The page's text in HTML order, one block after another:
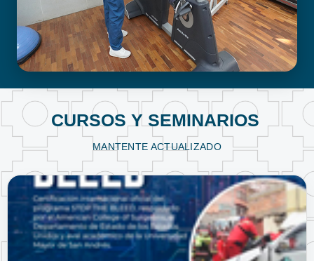
FISIOTERAPIA Y KINESIOLOGÍA
CURSOS Y SEMINARIOS
MANTENTE ACTUALIZADO